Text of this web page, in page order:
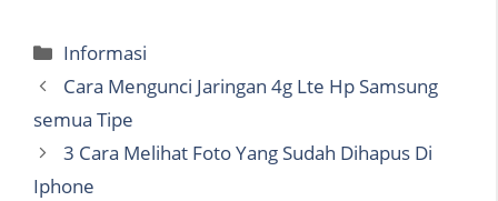
Categories
Informasi
Cara Mengunci Jaringan 4g Lte Hp Samsung
semua Tipe
3 Cara Melihat Foto Yang Sudah Dihapus Di
Iphone